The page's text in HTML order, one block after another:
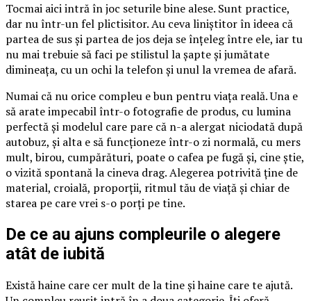
Tocmai aici intră în joc seturile bine alese. Sunt practice,
dar nu într-un fel plictisitor. Au ceva liniștitor în ideea că
partea de sus și partea de jos deja se înțeleg între ele, iar tu
nu mai trebuie să faci pe stilistul la șapte și jumătate
dimineața, cu un ochi la telefon și unul la vremea de afară.
Numai că nu orice compleu e bun pentru viața reală. Una e
să arate impecabil într-o fotografie de produs, cu lumina
perfectă și modelul care pare că n-a alergat niciodată după
autobuz, și alta e să funcționeze într-o zi normală, cu mers
mult, birou, cumpărături, poate o cafea pe fugă și, cine știe,
o vizită spontană la cineva drag. Alegerea potrivită ține de
material, croială, proporții, ritmul tău de viață și chiar de
starea pe care vrei s-o porți pe tine.
De ce au ajuns compleurile o alegere
atât de iubită
Există haine care cer mult de la tine și haine care te ajută.